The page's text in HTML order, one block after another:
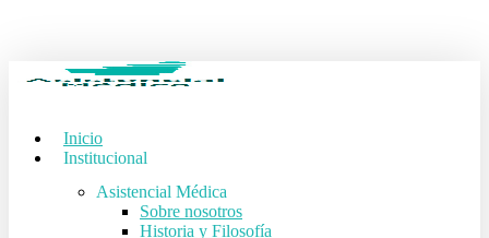
content
Inicio
Institucional
Asistencial Médica
Sobre nosotros
Historia y Filosofía